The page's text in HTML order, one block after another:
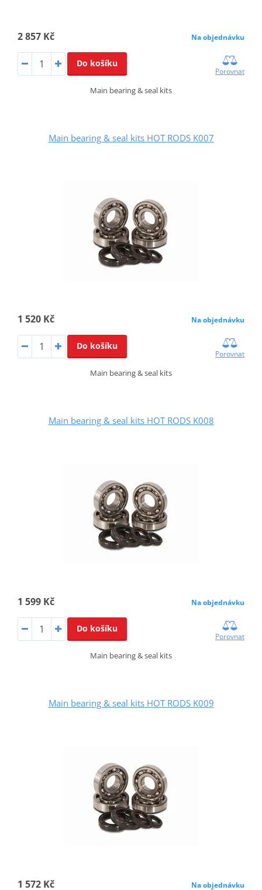
2 857 Kč Na objednávku
Do košíku
Porovnat
Main bearing & seal kits
Main bearing & seal kits HOT RODS K007
1 520 Kč Na objednávku
Do košíku
Porovnat
Main bearing & seal kits
Main bearing & seal kits HOT RODS K008
1 599 Kč Na objednávku
Do košíku
Porovnat
Main bearing & seal kits
Main bearing & seal kits HOT RODS K009
1 572 Kč Na objednávku